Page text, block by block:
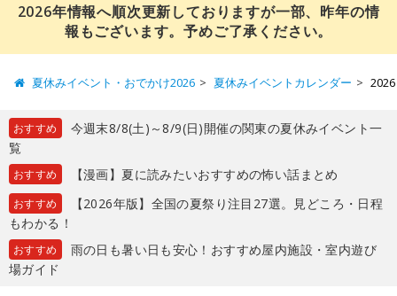
2026年情報へ順次更新しておりますが一部、昨年の情
報もございます。予めご了承ください。
夏休みイベント・おでかけ2026 夏休みイベントカレンダー
おすすめ
今週末8/8(土)～8/9(日)開催の関東の夏休みイベント一
覧
おすすめ 【漫画】夏に読みたいおすすめの怖い話まとめ
おすすめ
【2026年版】全国の夏祭り注目27選。見どころ・日程
もわかる！
おすすめ
雨の日も暑い日も安心！おすすめ屋内施設・室内遊び
場ガイド